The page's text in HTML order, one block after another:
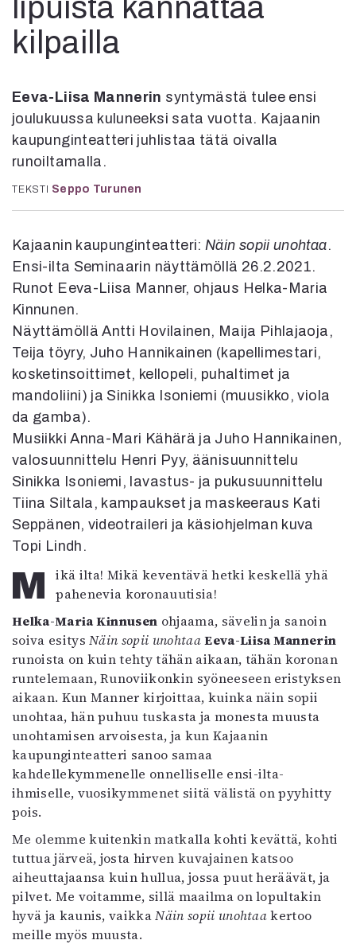
Kirjat
Lehdet
4/2026
5/2025 saame
Lehtiarkisto
Info
Yhteistyössä
Toimitus
Mediatiedot
Kaltio ry
lipuista kannattaa
kilpailla
Eeva-Liisa Mannerin syntymästä tulee ensi
joulukuussa kuluneeksi sata vuotta. Kajaanin
kaupunginteatteri juhlistaa tätä oivalla
runoiltamalla.
TEKSTI Seppo Turunen
Kajaanin kaupunginteatteri: Näin sopii unohtaa.
Ensi-ilta Seminaarin näyttämöllä 26.2.2021.
Runot Eeva-Liisa Manner, ohjaus Helka-Maria
Kinnunen.
Näyttämöllä Antti Hovilainen, Maija Pihlajaoja,
Teija töyry, Juho Hannikainen (kapellimestari,
kosketinsoittimet, kellopeli, puhaltimet ja
mandoliini) ja Sinikka Isoniemi (muusikko, viola
da gamba).
Musiikki Anna-Mari Kähärä ja Juho Hannikainen,
valosuunnittelu Henri Pyy, äänisuunnittelu
Sinikka Isoniemi, lavastus- ja pukusuunnittelu
Tiina Siltala, kampaukset ja maskeeraus Kati
Seppänen, videotraileri ja käsiohjelman kuva
Topi Lindh.
Mikä ilta! Mikä keventävä hetki keskellä yhä
pahenevia koronauutisia!
Helka-Maria Kinnusen ohjaama, sävelin ja sanoin
soiva esitysNäin sopii unohtaaEeva-Liisa Mannerin
runoista on kuin tehty tähän aikaan, tähän koronan
runtelemaan, Runoviikonkin syöneeseen eristyksen
aikaan. Kun Manner kirjoittaa, kuinka näin sopii
unohtaa, hän puhuu tuskasta ja monesta muusta
unohtamisen arvoisesta, ja kun Kajaanin
kaupunginteatteri sanoo samaa
kahdellekymmenelle onnelliselle ensi-ilta-
ihmiselle, vuosikymmenet siitä välistä on pyyhitty
pois.
Me olemme kuitenkin matkalla kohti kevättä, kohti
tuttua järveä, josta hirven kuvajainen katsoo
aiheuttajaansa kuin hullua, jossa puut heräävät, ja
pilvet. Me voitamme, sillä maailma on lopultakin
hyvä ja kaunis, vaikkaNäin sopii unohtaakertoo
meille myös muusta.